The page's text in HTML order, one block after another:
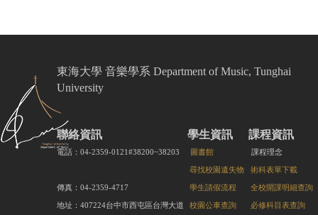
東海大學 音樂學系 Department of Music, Tunghai
University
聯絡資訊
電話：04-2359-0121#38200~38203
傳真：04-2359-4717
地址：407224台中市西屯區台灣大道
學生資訊
圖書館
尋找校園遺失物
學生請假流程
校園公車查詢
課程資訊
課程理念
術科表單下載
全校開課明細查詢
必修科目表查詢